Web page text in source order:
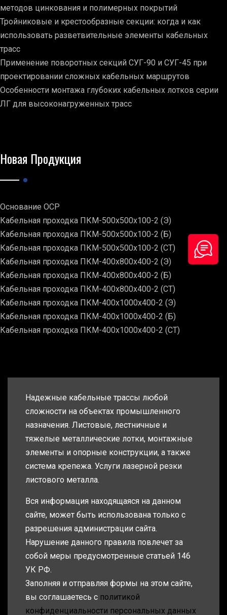
методов цинкования и полимерных покрытий
Тройниковые и крестообразные секции: когда и как
использовать разветвительные элементы кабельных
трасс
Применение поворотных секций СУГ-90 и СУГ-45 при
проектировании сложных кабельных маршрутов
Особенности монтажа глубоких кабельных лотков серии
ЛГ для высоконагруженных трасс
Новая Продукция
Основание ОСР
Кабельная проходка ПКМ-500х500х100-2 (Э)
Кабельная проходка ПКМ-500х500х100-2 (Б)
Кабельная проходка ПКМ-500х500х100-2 (СТ)
Кабельная проходка ПКМ-400х800х400-2 (Э)
Кабельная проходка ПКМ-400х800х400-2 (Б)
Кабельная проходка ПКМ-400х800х400-2 (СТ)
Кабельная проходка ПКМ-400х1000х400-2 (Э)
Кабельная проходка ПКМ-400х1000х400-2 (Б)
Кабельная проходка ПКМ-400х1000х400-2 (СТ)
Надежные кабельные трассы любой
сложности на объектах промышленного
назначения. Листовые, лестничные и
тяжелые металлические лотки, монтажные
элементы и опорные конструкции, а также
система крепежа. Услуги лазерной резки
листового металла.
Вся информация находящаяся на данном
сайте, может быть использована только с
разрешения администрации сайта.
Нарушение данного правила повлечет за
собой меры предусмотренные статьей 146
УК РФ.
Заполняя и отправляя формы на этом сайте,
вы соглашаетесь с политикой
конфиденциальности персональных данных